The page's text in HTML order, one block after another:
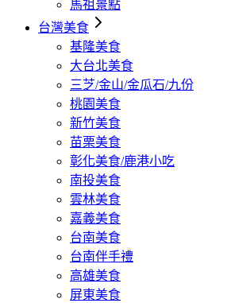
馬祖景點
台灣美食
基隆美食
大台北美食
三芝/金山/金瓜石/九份
桃園美食
新竹美食
苗栗美食
彰化美食/鹿港小吃
南投美食
雲林美食
嘉義美食
台南美食
台南伴手禮
高雄美食
屏東美食